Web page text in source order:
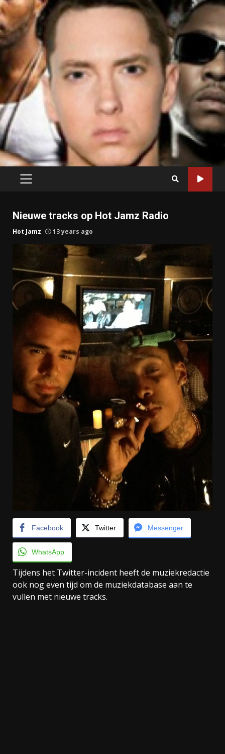
PRIMARY
Nieuwe tracks op Hot Jamz Radio
Hot Jamz 13 years ago
Facebook Twitter Messenger
WhatsApp
Tijdens het Twitter-incident heeft de muziekredactie
ook nog even tijd om de muziekdatabase aan te
vullen met nieuwe tracks.